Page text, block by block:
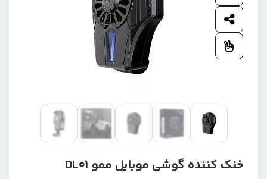
خنک کننده گوشی موبایل ممو DL01
اشتراک گذاری محصول